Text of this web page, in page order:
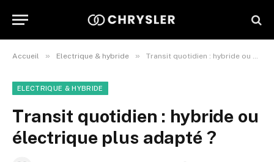
Accueil » Electrique & hybride » Transit quotidien : hybride ou électrique plus adapté ?
ELECTRIQUE & HYBRIDE
Transit quotidien : hybride ou
électrique plus adapté ?